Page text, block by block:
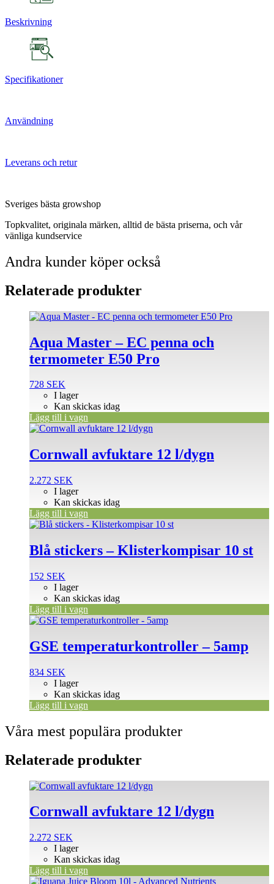
Beskrivning
Specifikationer
Användning
Leverans och retur
Sveriges bästa growshop
Topkvalitet, originala märken, alltid de bästa priserna, och vår
vänliga kundservice
Andra kunder köper också
Relaterade produkter
Aqua Master – EC penna och
termometer E50 Pro
728 SEK
I lager
Kan skickas idag
Lägg till i vagn
Cornwall avfuktare 12 l/dygn
2.272 SEK
I lager
Kan skickas idag
Lägg till i vagn
Blå stickers – Klisterkompisar 10 st
152 SEK
I lager
Kan skickas idag
Lägg till i vagn
GSE temperaturkontroller – 5amp
834 SEK
I lager
Kan skickas idag
Lägg till i vagn
Våra mest populära produkter
Relaterade produkter
Cornwall avfuktare 12 l/dygn
2.272 SEK
I lager
Kan skickas idag
Lägg till i vagn